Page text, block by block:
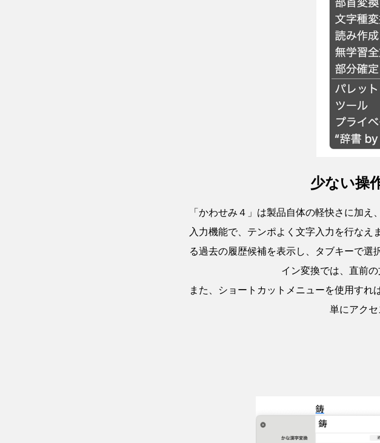
少ない操
「かわせみ４」は製品自体の軽快さに加
入力機能で、テンポよく文字入力を行な
る過去の履歴候補を表示し、タブキーで選
イン変換では、直前
また、ショートカットメニューを使用す
単にアクセ